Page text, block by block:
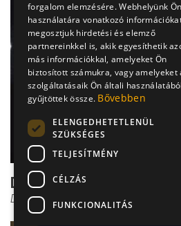
Dr. Mucsi: Május 4. az
Dr. Mucsi János
forgalom elemzésére. Webhelyünk
használatára vonatkozó
megosztjuk hirdetési és elemző
partnereinkkel is, akik egyesíthetik
más információkkal, amelyeket Ön
biztosított számukra, vagy amelyeket
szolgáltatásaik Ön általi használatából
gyűjtöttek össze. Bővebben
ELENGEDHETETLENÜL
SZÜKSÉGES
TELJESÍTMÉNY
CÉLZÁS
FUNKCIONALITÁS